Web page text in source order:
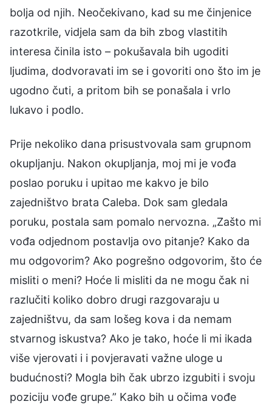
bolja od njih. Neočekivano, kad su me činjenice
razotkrile, vidjela sam da bih zbog vlastitih
interesa činila isto – pokušavala bih ugoditi
ljudima, dodvoravati im se i govoriti ono što im je
ugodno čuti, a pritom bih se ponašala i vrlo
lukavo i podlo.
Prije nekoliko dana prisustvovala sam grupnom
okupljanju. Nakon okupljanja, moj mi je vođa
poslao poruku i upitao me kakvo je bilo
zajedništvo brata Caleba. Dok sam gledala
poruku, postala sam pomalo nervozna. „Zašto mi
vođa odjednom postavlja ovo pitanje? Kako da
mu odgovorim? Ako pogrešno odgovorim, što će
misliti o meni? Hoće li misliti da ne mogu čak ni
razlučiti koliko dobro drugi razgovaraju u
zajedništvu, da sam lošeg kova i da nemam
stvarnog iskustva? Ako je tako, hoće li mi ikada
više vjerovati i i povjeravati važne uloge u
budućnosti? Mogla bih čak ubrzo izgubiti i svoju
poziciju vođe grupe.” Kako bih u očima vođe